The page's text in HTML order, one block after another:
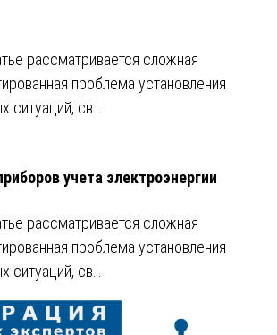
рассматривается сложная
проблема установления
ситуаций, св…
учета электроэнергии
рассматривается сложная
проблема установления
ситуаций, св…